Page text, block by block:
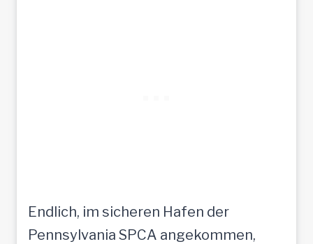
Endlich, im sicheren Hafen der
Pennsylvania SPCA angekommen,